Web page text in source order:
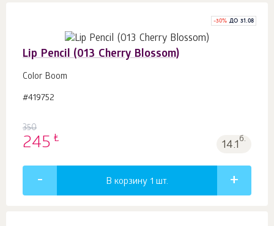
-30% ДО 31.08
Lip Pencil (013 Cherry Blossom)
Color Boom
#419752
350
245 ₺ 14.1б.
В корзину 1 шт.